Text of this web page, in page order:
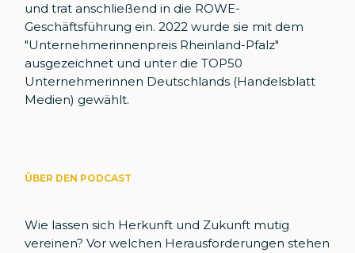
und trat anschließend in die ROWE-
Geschäftsführung ein. 2022 wurde sie mit dem
"Unternehmerinnenpreis Rheinland-Pfalz"
ausgezeichnet und unter die TOP50
Unternehmerinnen Deutschlands (Handelsblatt
Medien) gewählt.
ÜBER DEN PODCAST
Wie lassen sich Herkunft und Zukunft mutig
vereinen? Vor welchen Herausforderungen stehen